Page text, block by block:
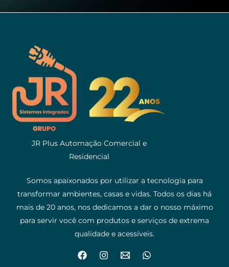
JR Plus Automação Comercial e
Residencial
Somos apaixonados por utilizar a tecnologia para
transformar ambientes, casas e vidas. Todos os dias há
mais de 20 anos, nos dedicamos a dar o nosso máximo
para servir você com produtos e serviços de extrema
qualidade e acessíveis.